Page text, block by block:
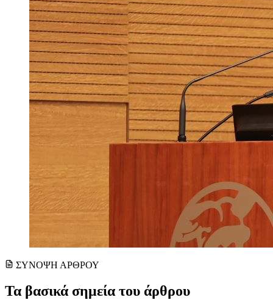
ΣΥΝΟΨΗ ΑΡΘΡΟΥ
Τα βασικά σημεία του άρθρου